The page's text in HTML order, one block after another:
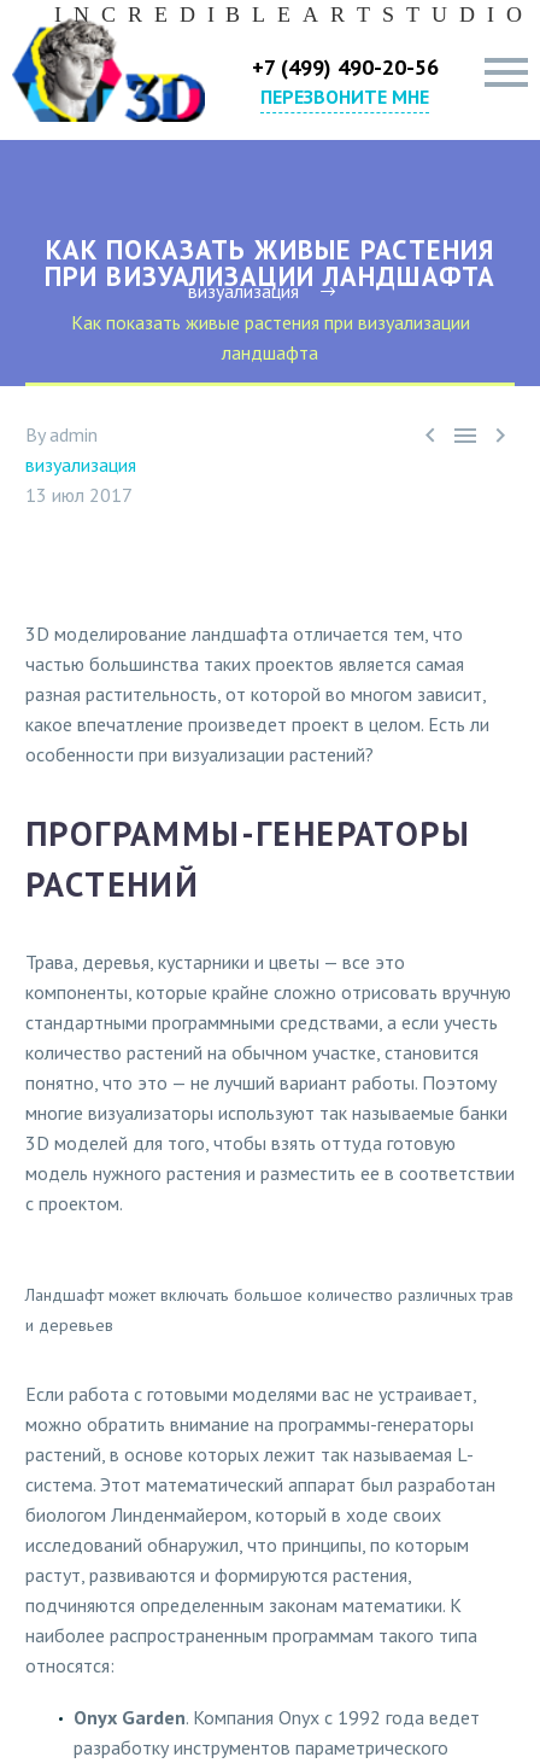
I N C R E D I B L E A R T S T U D I O
+7 (499) 490-20-56
ПЕРЕЗВОНИТЕ МНЕ
КАК ПОКАЗАТЬ ЖИВЫЕ РАСТЕНИЯ
ПРИ ВИЗУАЛИЗАЦИИ ЛАНДШАФТА
визуализация
Как показать живые растения при визуализации
ландшафта
  
By admin
визуализация
13 июл 2017
3D моделирование ландшафта отличается тем, что
частью большинства таких проектов является самая
разная растительность, от которой во многом зависит,
какое впечатление произведет проект в целом. Есть ли
особенности при визуализации растений?
ПРОГРАММЫ-ГЕНЕРАТОРЫ
РАСТЕНИЙ
Трава, деревья, кустарники и цветы — все это
компоненты, которые крайне сложно отрисовать вручную
стандартными программными средствами, а если учесть
количество растений на обычном участке, становится
понятно, что это — не лучший вариант работы. Поэтому
многие визуализаторы используют так называемые банки
3D моделей для того, чтобы взять оттуда готовую
модель нужного растения и разместить ее в соответствии
с проектом.
Ландшафт может включать большое количество различных трав
и деревьев
Если работа с готовыми моделями вас не устраивает,
можно обратить внимание на программы-генераторы
растений, в основе которых лежит так называемая L-
система. Этот математический аппарат был разработан
биологом Линденмайером, который в ходе своих
исследований обнаружил, что принципы, по которым
растут, развиваются и формируются растения,
подчиняются определенным законам математики. К
наиболее распространенным программам такого типа
относятся:
Onyx Garden. Компания Onyx с 1992 года ведет
разработку инструментов параметрического